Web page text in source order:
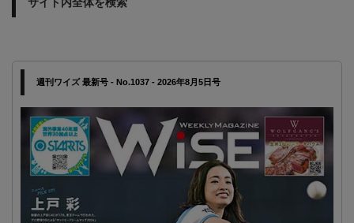
週刊ワイズ 最新号 - No.1037 - 2026年8月5日号